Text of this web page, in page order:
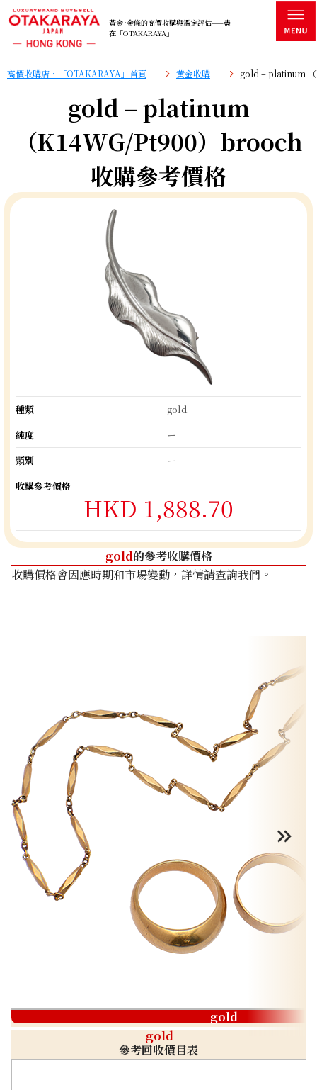
黃金･金條的高價收購與鑑定評估——盡
在「OTAKARAYA」
高價收購店・「OTAKARAYA」首頁 黄金收購 gold – platinum
gold – platinum
（K14WG/Pt900）brooch
收購參考價格
種類
gold
純度
ー
類別
ー
收購參考價格
HKD 1,888.70
gold的參考收購價格
收購價格會因應時期和市場變動，詳情請查詢我們。
gold
gold
參考回收價目表